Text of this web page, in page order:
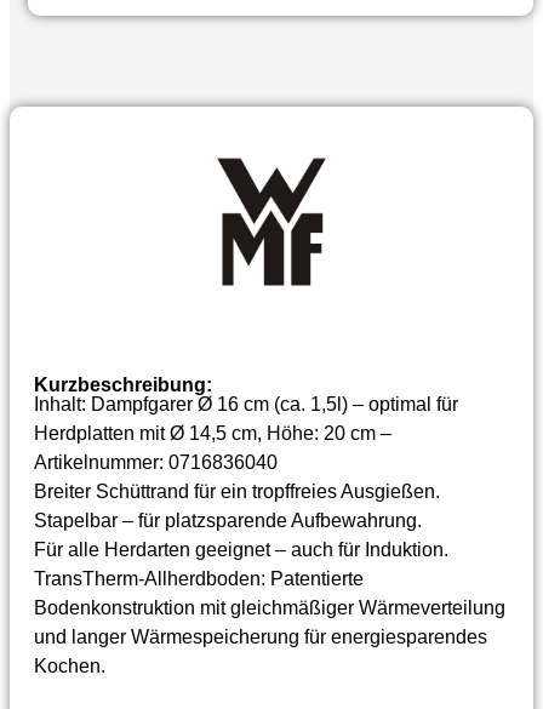
Kurzbeschreibung:
Inhalt: Dampfgarer Ø 16 cm (ca. 1,5l) – optimal für
Herdplatten mit Ø 14,5 cm, Höhe: 20 cm –
Artikelnummer: 0716836040
Breiter Schüttrand für ein tropffreies Ausgießen.
Stapelbar – für platzsparende Aufbewahrung.
Für alle Herdarten geeignet – auch für Induktion.
TransTherm-Allherdboden: Patentierte
Bodenkonstruktion mit gleichmäßiger Wärmeverteilung
und langer Wärmespeicherung für energiesparendes
Kochen.